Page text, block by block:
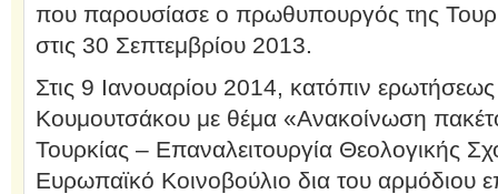
που παρουσίασε ο πρωθυπουργός της
στις 30 Σεπτεμβρίου 2013.
Στις 9 Ιανουαρίου 2014, κατόπιν
Κουμουτσάκου με θέμα «Ανακοίνωση
Τουρκίας – Επαναλειτουργία Θεολογικής
Ευρωπαϊκό Κοινοβούλιο δια του αρμόδιου